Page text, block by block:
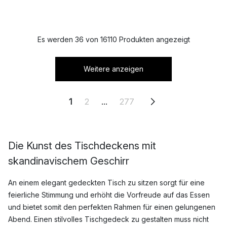
Es werden 36 von 16110 Produkten angezeigt
Weitere anzeigen
1 2 ... 277
Die Kunst des Tischdeckens mit
skandinavischem Geschirr
An einem elegant gedeckten Tisch zu sitzen sorgt für eine
feierliche Stimmung und erhöht die Vorfreude auf das Essen
und bietet somit den perfekten Rahmen für einen gelungenen
Abend. Einen stilvolles Tischgedeck zu gestalten muss nicht